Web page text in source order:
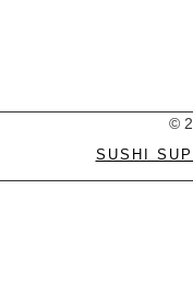
©
SUSHI